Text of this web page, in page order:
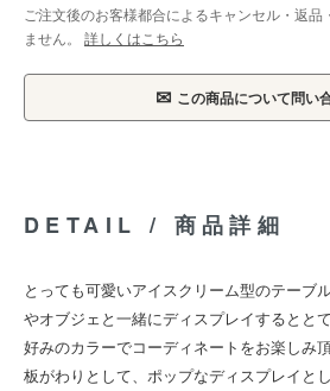
ご注文後のお客様都合によるキャンセル・返品
ません。 詳しくはこちら
✉ この商品について問い
DETAIL / 商品詳細
とっても可愛いアイスクリーム型のテーブ
やオブジェと一緒にディスプレイするとと
好みのカラーでコーディネートをお楽しみ
板がわりとして、ポップなディスプレイと